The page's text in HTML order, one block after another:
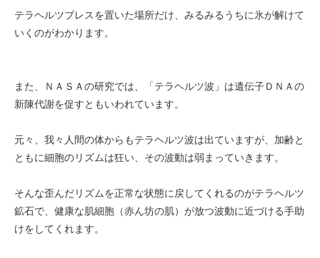
テラヘルツブレスを置いた場所だけ、みるみるうちに氷が解けて
いくのがわかります。
また、ＮＡＳＡの研究では、「テラヘルツ波」は遺伝子ＤＮＡの
新陳代謝を促すともいわれています。
元々、我々人間の体からもテラヘルツ波は出ていますが、加齢と
ともに細胞のリズムは狂い、その波動は弱まっていきます。
そんな歪んだリズムを正常な状態に戻してくれるのがテラヘルツ
鉱石で、健康な肌細胞（赤ん坊の肌）が放つ波動に近づける手助
けをしてくれます。